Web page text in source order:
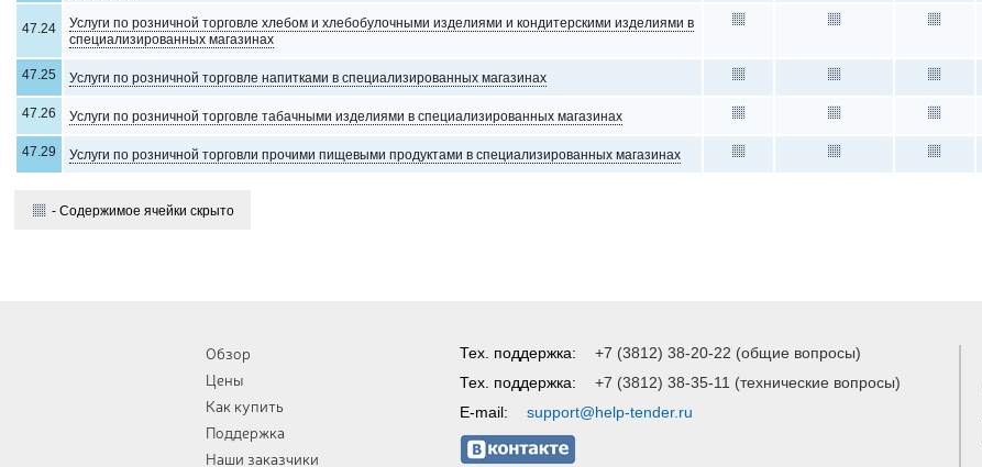
47.24
Услуги по розничной торговле хлебом и хлебобулочными изделиями и кондитерскими изделиями в
специализированных магазинах
47.25 Услуги по розничной торговле напитками в специализированных магазинах
47.26 Услуги по розничной торговле табачными изделиями в специализированных магазинах
47.29 Услуги по розничной торговли прочими пищевыми продуктами в специализированных магазинах
- Содержимое ячейки скрыто
Обзор
Цены
Как купить
Поддержка
Наши заказчики
Тех. поддержка:
+7 (3812) 38-20-22 (общие вопросы)
Тех. поддержка:
+7 (3812) 38-35-11 (технические вопросы)
E-mail:
support@help-tender.ru